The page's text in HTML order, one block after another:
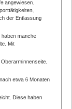
angewiesen.
der Entlassung
haben manche
Mit
etwa 6 Monaten
Diese haben